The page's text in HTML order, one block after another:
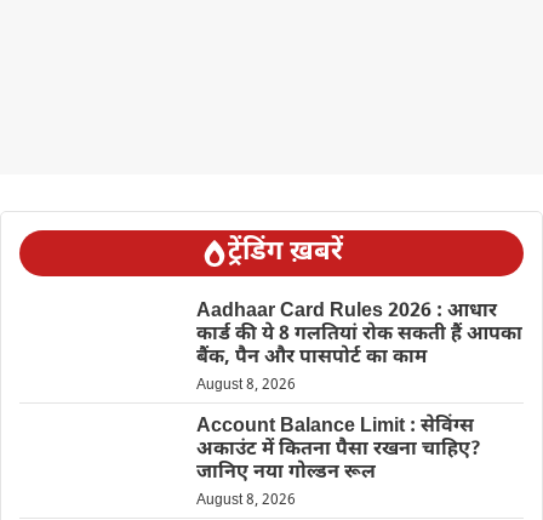
ट्रेंडिंग ख़बरें
Aadhaar Card Rules 2026 : आधार
कार्ड की ये 8 गलतियां रोक सकती हैं आपका
बैंक, पैन और पासपोर्ट का काम
August 8, 2026
Account Balance Limit : सेविंग्स
अकाउंट में कितना पैसा रखना चाहिए?
जानिए नया गोल्डन रूल
August 8, 2026